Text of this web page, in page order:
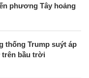
phương Tây hoảng
thống Trump suýt áp
bầu trời